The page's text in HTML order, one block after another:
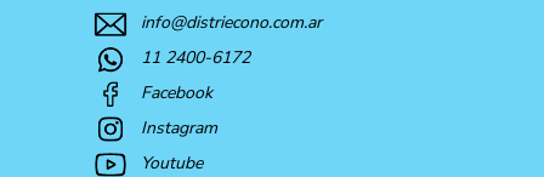
info@distriecono.com.ar
11 2400-6172
Facebook
Instagram
Youtube